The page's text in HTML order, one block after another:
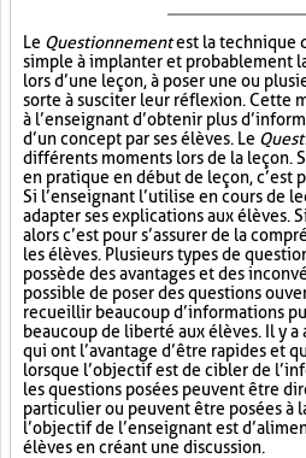
Le Questionnementest la technique
simple à implanter et probablement
lors d’une leçon, à poser une ou
sorte à susciter leur réflexion. Cette
à l’enseignant d’obtenir plus
d’un concept par ses élèves. Le
différents moments lors de la leçon.
en pratique en début de leçon, c’est
Si l’enseignant l’utilise en cours de
adapter ses explications aux élèves.
alors c’est pour s’assurer de la
les élèves. Plusieurs types de
possède des avantages et des
possible de poser des questions
recueillir beaucoup d’informations
beaucoup de liberté aux élèves. Il y
qui ont l’avantage d’être rapides et
lorsque l’objectif est de cibler de
les questions posées peuvent être
particulier ou peuvent être posées à
l’objectif de l’enseignant est
élèves en créant une discussion.